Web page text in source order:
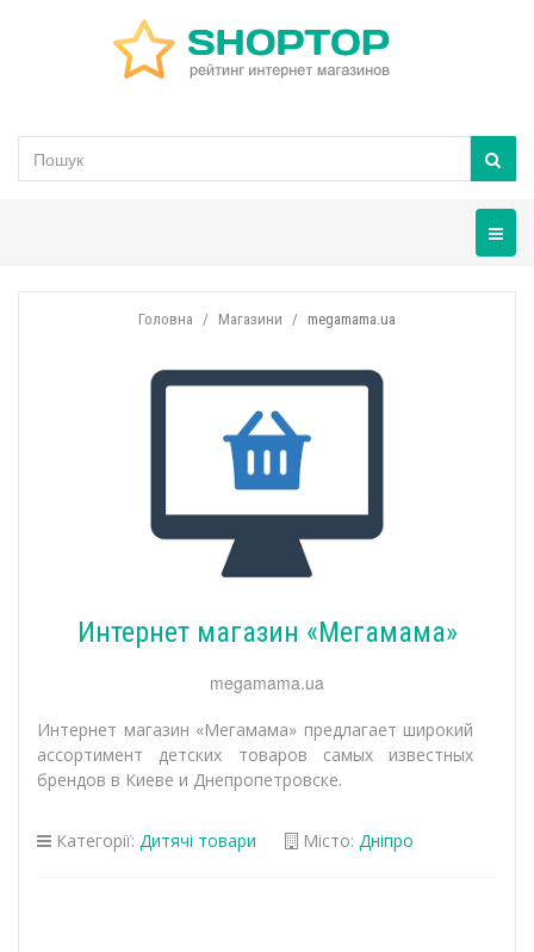
Головна Магазини megamama.ua
Интернет магазин «Мегамама»
megamama.ua
Интернет магазин «Мегамама» предлагает широкий
ассортимент детских товаров самых известных
брендов в Киеве и Днепропетровске.
Категорії: Дитячі товари Місто: Дніпро